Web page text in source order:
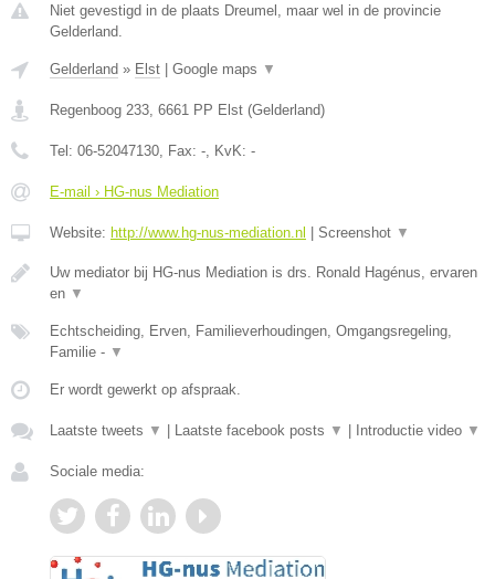
Niet gevestigd in de plaats Dreumel, maar wel in de provincie
Gelderland.
Gelderland » Elst | Google maps ▼
Regenboog 233 6661 PP Elst (Gelderland)
Tel: 06-52047130 , Fax: - , KvK: -
E-mail › HG-nus Mediation
Website: http://www.hg-nus-mediation.nl | Screenshot ▼
Uw mediator bij HG-nus Mediation is drs. Ronald Hagénus, ervaren
en ▼
Echtscheiding, Erven, Familieverhoudingen, Omgangsregeling,
Familie - ▼
Er wordt gewerkt op afspraak.
Laatste tweets ▼ | Laatste facebook posts ▼ | Introductie video ▼
Sociale media: